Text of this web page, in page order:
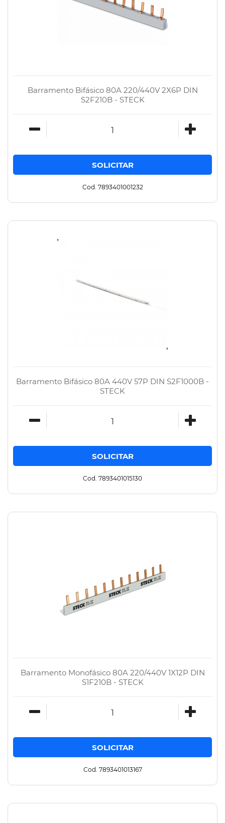
Barramento Bifásico 80A 220/440V 2X6P DIN
S2F210B - STECK
Cod. 7893401001232
Barramento Bifásico 80A 440V 57P DIN S2F1000B -
STECK
Cod. 7893401015130
Barramento Monofásico 80A 220/440V 1X12P DIN
S1F210B - STECK
Cod. 7893401013167